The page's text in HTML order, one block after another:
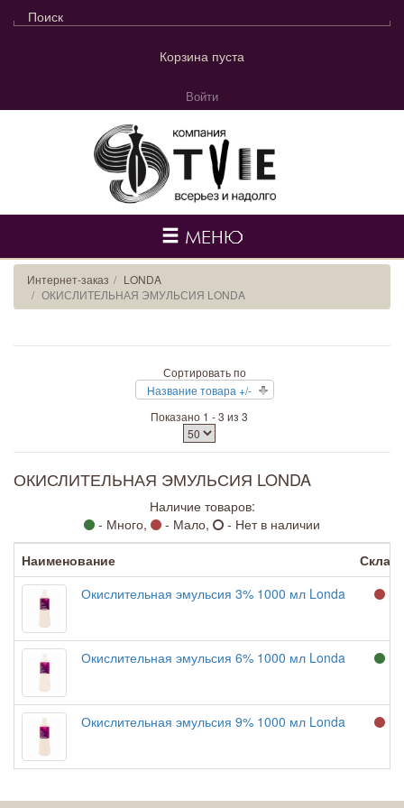
Корзина пуста
Войти
МЕНЮ
Интернет-заказ
LONDA
ОКИСЛИТЕЛЬНАЯ ЭМУЛЬСИЯ LONDA
Сортировать по
Название товара +/-
Показано 1 - 3 из 3
ОКИСЛИТЕЛЬНАЯ ЭМУЛЬСИЯ LONDA
Наличие товаров:
- Много,
- Мало,
- Нет в наличии
Наименование
Склад
Окислительная эмульсия 3% 1000 мл Londa
Окислительная эмульсия 6% 1000 мл Londa
Окислительная эмульсия 9% 1000 мл Londa